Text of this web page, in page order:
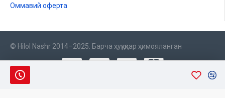
Оммавий оферта
© Hilol Nashr 2014–2025. Барча ҳуқуқлар ҳимояланган